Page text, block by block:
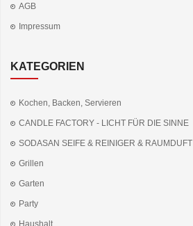
AGB
Impressum
KATEGORIEN
Kochen, Backen, Servieren
CANDLE FACTORY - LICHT FÜR DIE SINNE
SODASAN SEIFE & REINIGER & RAUMDUFT
Grillen
Garten
Party
Haushalt